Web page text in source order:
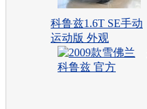
科鲁兹1.6T SE手动
运动版 外观